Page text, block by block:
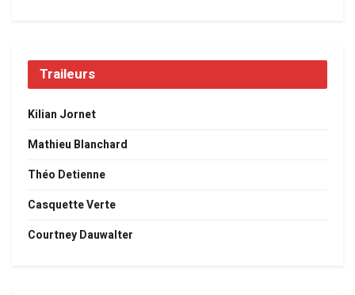
Traileurs
Kilian Jornet
Mathieu Blanchard
Théo Detienne
Casquette Verte
Courtney Dauwalter